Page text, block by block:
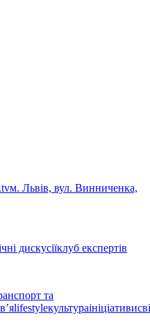
м. Львів, вул. Винниченка,
дискусіїклуб експертів
та
lifestyleкультураініціативи